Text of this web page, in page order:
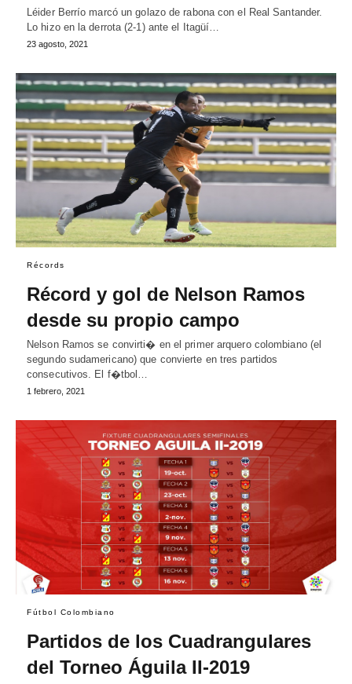
Léider Berrío marcó un golazo de rabona con el Real Santander.
Lo hizo en la derrota (2-1) ante el Itagüí…
23 agosto, 2021
Récords
Récord y gol de Nelson Ramos
desde su propio campo
Nelson Ramos se convirti� en el primer arquero colombiano (el
segundo sudamericano) que convierte en tres partidos
consecutivos. El f�tbol…
1 febrero, 2021
Fútbol Colombiano
Partidos de los Cuadrangulares
del Torneo Águila II-2019